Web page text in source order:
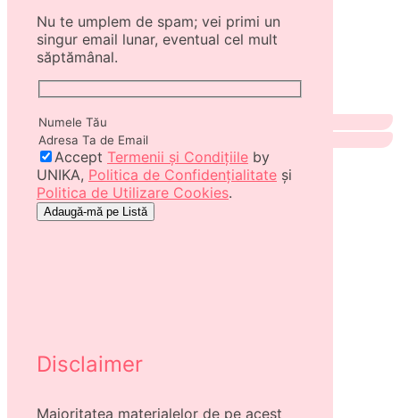
Nu te umplem de spam; vei primi un
singur email lunar, eventual cel mult
săptămânal.
Accept Termenii și Condițiile by
UNIKA, Politica de Confidențialitate și
Politica de Utilizare Cookies.
Disclaimer
Majoritatea materialelor de pe acest